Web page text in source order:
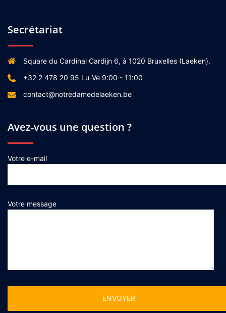
Secrétariat
Square du Cardinal Cardijn 6, à 1020 Bruxelles (Laeken).
+32 2 478 20 95 Lu-Ve 9:00 - 11:00
contact@notredamedelaeken.be
Avez-vous une question ?
Votre e-mail
Votre message